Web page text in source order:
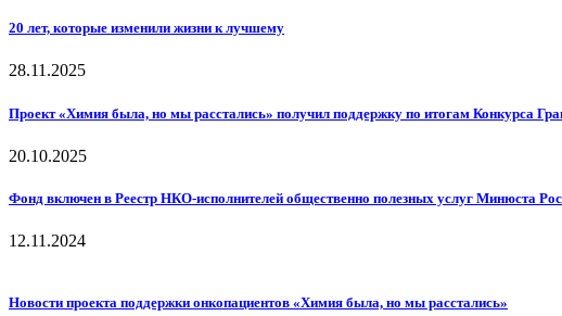
20 лет, которые изменили жизни к лучшему
28.11.2025
Проект «Химия была, но мы расстались» получил поддержку по итогам Конкурса
20.10.2025
Фонд включен в Реестр НКО-исполнителей общественно полезных услуг Минюста
12.11.2024
Новости проекта поддержки онкопациентов «Химия была, но мы расстались»